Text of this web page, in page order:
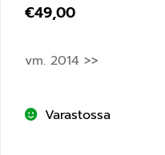
€49,00
vm. 2014 >>
Varastossa